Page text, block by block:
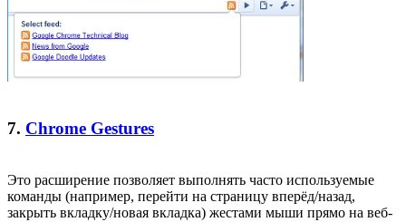
7. Chrome Gestures
Это расширение позволяет выполнять часто используемые
команды (например, перейти на страницу вперёд/назад,
закрыть вкладку/новая вкладка) жестами мыши прямо на веб-